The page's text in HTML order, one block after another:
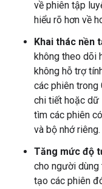
về phiên tập
hiểu rõ hơn về
Khai thác nền
không theo dõi
không hỗ trợ
các phiên trong
chi tiết hoặc dữ
tìm các phiên
và bộ nhớ riêng.
Tăng mức độ
cho người dùng
tạo các phiên